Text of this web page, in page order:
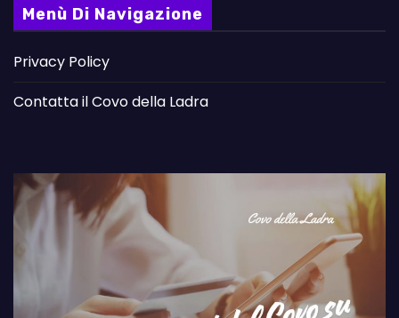
Menù Di Navigazione
Privacy Policy
Contatta il Covo della Ladra